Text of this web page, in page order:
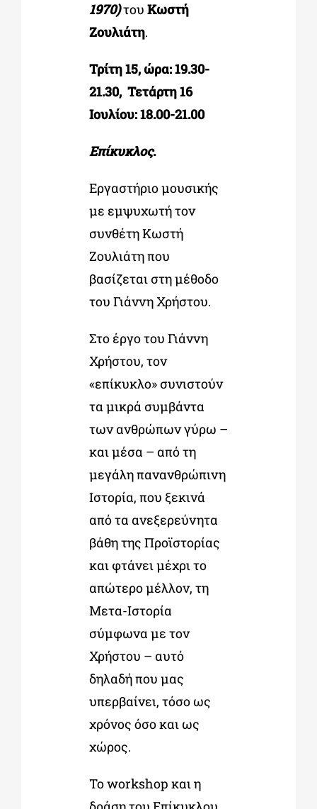
1970)του Κωστή
Ζουλιάτη.
Τρίτη 15, ώρα: 19.30-
21.30, Τετάρτη 16
Ιουλίου: 18.00-21.00
Επίκυκλος.
Εργαστήριο μουσικής
με εμψυχωτή τον
συνθέτη Κωστή
Ζουλιάτη που
βασίζεται στη μέθοδο
του Γιάννη Χρήστου.
Στο έργο του Γιάννη
Χρήστου, τον
«επίκυκλο» συνιστούν
τα μικρά συμβάντα
των ανθρώπων γύρω –
και μέσα – από τη
μεγάλη πανανθρώπινη
Ιστορία, που ξεκινά
από τα ανεξερεύνητα
βάθη της Προϊστορίας
και φτάνει μέχρι το
απώτερο μέλλον, τη
Μετα-Ιστορία
σύμφωνα με τον
Χρήστου – αυτό
δηλαδή που μας
υπερβαίνει, τόσο ως
χρόνος όσο και ως
χώρος.
Το workshop και η